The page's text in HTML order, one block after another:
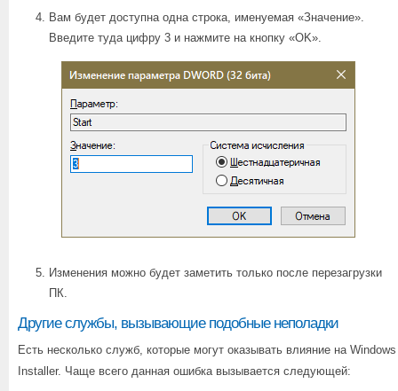
Вам будет доступна одна строка, именуемая «Значение».
Введите туда цифру 3 и нажмите на кнопку «OK».
Изменения можно будет заметить только после перезагрузки
ПК.
Другие службы, вызывающие подобные неполадки
Есть несколько служб, которые могут оказывать влияние на Windows
Installer. Чаще всего данная ошибка вызывается следующей: